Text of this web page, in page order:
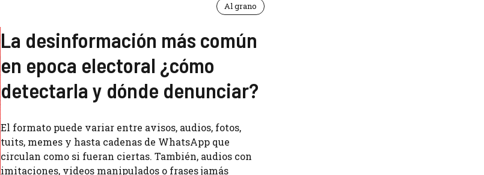
Al grano
La desinformación más común
en epoca electoral ¿cómo
detectarla y dónde denunciar?
El formato puede variar entre avisos, audios, fotos,
tuits, memes y hasta cadenas de WhatsApp que
circulan como si fueran ciertas. También, audios con
imitaciones, videos manipulados o frases jamás